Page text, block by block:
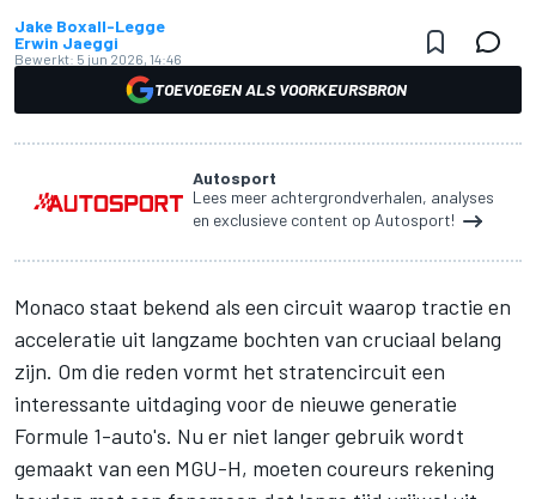
Jake Boxall-Legge
Erwin Jaeggi
Bewerkt: 5 jun 2026, 14:46
TOEVOEGEN ALS VOORKEURSBRON
Autosport
Lees meer achtergrondverhalen, analyses
en exclusieve content op Autosport!
Monaco staat bekend als een circuit waarop tractie en
acceleratie uit langzame bochten van cruciaal belang
zijn. Om die reden vormt het stratencircuit een
interessante uitdaging voor de nieuwe generatie
Formule 1-auto's. Nu er niet langer gebruik wordt
gemaakt van een MGU-H, moeten coureurs rekening